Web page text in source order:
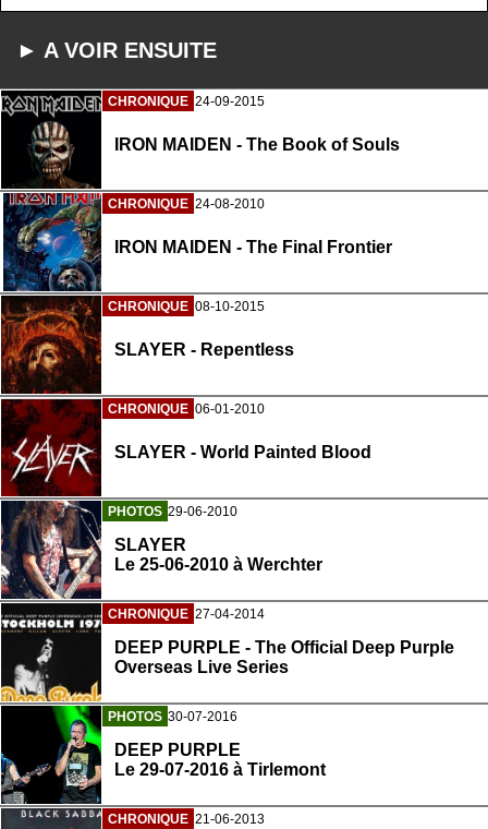
► A VOIR ENSUITE
CHRONIQUE 24-09-2015
IRON MAIDEN - The Book of Souls
CHRONIQUE 24-08-2010
IRON MAIDEN - The Final Frontier
CHRONIQUE 08-10-2015
SLAYER - Repentless
CHRONIQUE 06-01-2010
SLAYER - World Painted Blood
PHOTOS 29-06-2010
SLAYER
Le 25-06-2010 à Werchter
CHRONIQUE 27-04-2014
DEEP PURPLE - The Official Deep Purple
Overseas Live Series
PHOTOS 30-07-2016
DEEP PURPLE
Le 29-07-2016 à Tirlemont
CHRONIQUE 21-06-2013